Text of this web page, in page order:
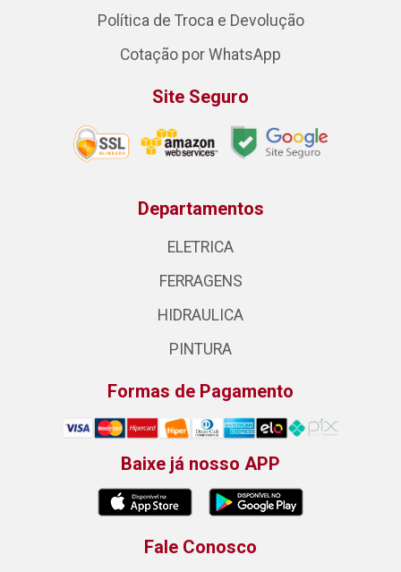
Política de Troca e Devolução
Cotação por WhatsApp
Site Seguro
Departamentos
ELETRICA
FERRAGENS
HIDRAULICA
PINTURA
Formas de Pagamento
Baixe já nosso APP
Fale Conosco